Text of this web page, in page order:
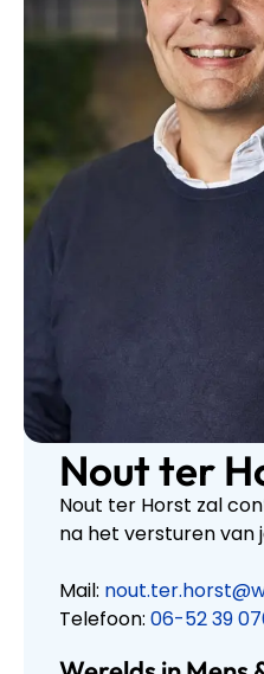
Nout ter
Nout ter Horst zal
na het versturen van
Mail:
Telefoon: 06-52 39